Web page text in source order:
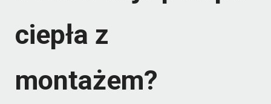
ciepła z
montażem?